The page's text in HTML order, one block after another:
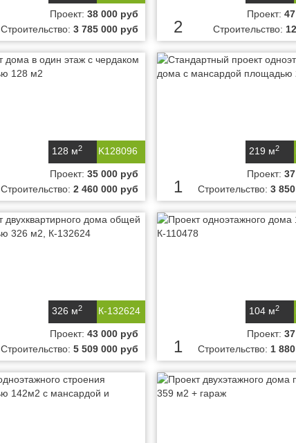
Проект: 38 000 руб
Строительство: 3 785 000 руб 2
Проект:
Строительство:
K128096
128 м2
Проект: 35 000 руб
Строительство: 2 460 000 руб
219 м2
1
Проект:
Строительство: 3
К-132624
326 м2
Проект: 43 000 руб
Строительство: 5 509 000 руб
104 м2
1
Проект:
Строительство: 1